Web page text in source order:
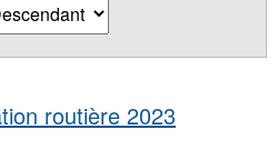
routière 2023